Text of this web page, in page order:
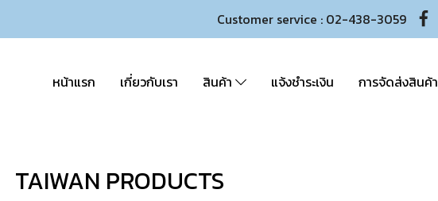
Customer service : 02-438-3059
หน้าแรก เกี่ยวกับเรา สินค้า แจ้งชำระเงิน การจัดส่งสินค้า
TAIWAN PRODUCTS